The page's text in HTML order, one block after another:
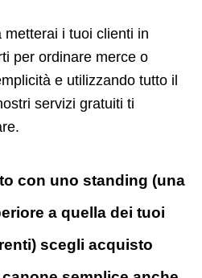
i tuoi clienti in
per ordinare merce o
e utilizzando tutto il
servizi gratuiti ti
con uno standing (una
a quella dei tuoi
scegli acquisto